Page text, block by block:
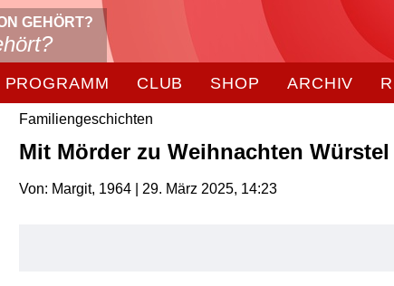
GEHÖRT?
PROGRAMM CLUB SHOP ARCHIV
Familiengeschichten
Mit Mörder zu Weihnachten
Von: Margit, 1964 | 29. März 2025, 14:23